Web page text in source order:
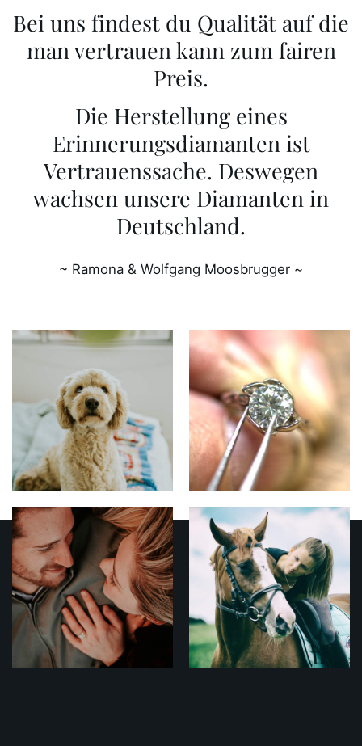
Bei uns findest du Qualität auf die
man vertrauen kann zum fairen
Preis.
Die Herstellung eines
Erinnerungsdiamanten ist
Vertrauenssache. Deswegen
wachsen unsere Diamanten in
Deutschland.
~ Ramona & Wolfgang Moosbrugger ~